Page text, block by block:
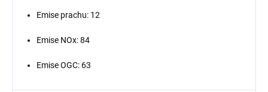
Emise prachu: 12
Emise NOx:84
Emise OGC: 63